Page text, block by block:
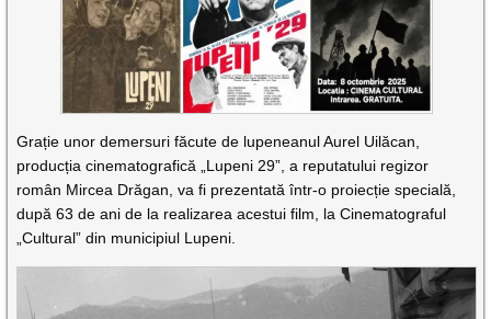
Grație unor demersuri făcute de lupeneanul Aurel Uilăcan,
producția cinematografică „Lupeni 29”, a reputatului regizor
român Mircea Drăgan, va fi prezentată într-o proiecție specială,
după 63 de ani de la realizarea acestui film, la Cinematograful
„Cultural” din municipiul Lupeni.